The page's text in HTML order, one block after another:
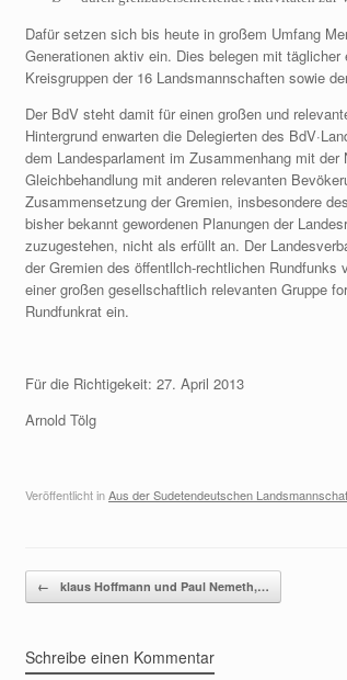
Dafür setzen sich bis heute in großem Umfang
Generationen aktiv ein. Dies belegen mit
Kreisgruppen der 16 Landsmannschaften sowie
Der BdV steht damit für einen großen und
Hintergrund enwarten die Delegierten des
dem Landesparlament im Zusammenhang mit
Gleichbehandlung mit anderen relevanten
Zusammensetzung der Gremien, insbesondere
bisher bekannt gewordenen Planungen der
zuzugestehen, nicht als erfüllt an. Der
der Gremien des öffentllch-rechtlichen
einer großen gesellschaftlich relevanten Gruppe
Rundfunkrat ein.
Für die Richtigekeit: 27. April 2013
Arnold Tölg
Veröffentlicht inAus der Sudetendeutschen
Beitragsnavigation
← klaus Hoffmann und Paul Nemeth,…
Schreibe einen Kommentar